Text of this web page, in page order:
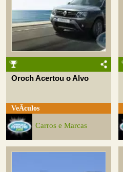
Oroch Acertou o Alvo
VeÃ­culos
Carros e Marcas